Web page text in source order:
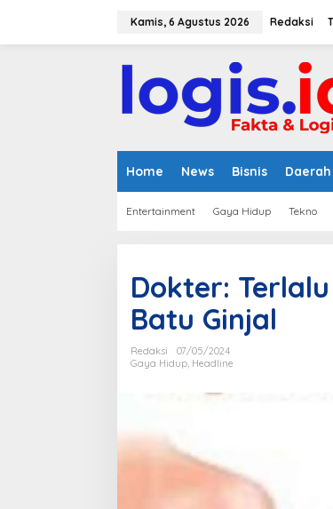
Kamis, 6 Agustus 2026 Redaksi
Home News Bisnis Daerah
Entertainment Gaya Hidup Tekno
Dokter:
Batu Ginjal
Redaksi
07/05/2024
Gaya Hidup, Headline